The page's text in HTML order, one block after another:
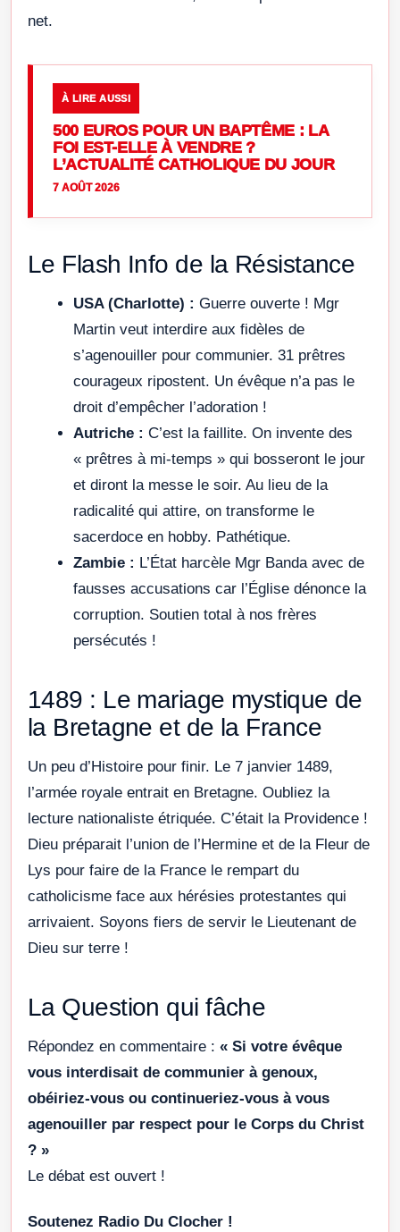
net.
À LIRE AUSSI
500 EUROS POUR UN BAPTÊME : LA
FOI EST-ELLE À VENDRE ?
L’ACTUALITÉ CATHOLIQUE DU JOUR
7 AOÛT 2026
Le Flash Info de la Résistance
USA (Charlotte) : Guerre ouverte ! Mgr
Martin veut interdire aux fidèles de
s’agenouiller pour communier. 31 prêtres
courageux ripostent. Un évêque n’a pas le
droit d’empêcher l’adoration !
Autriche : C’est la faillite. On invente des
« prêtres à mi-temps » qui bosseront le jour
et diront la messe le soir. Au lieu de la
radicalité qui attire, on transforme le
sacerdoce en hobby. Pathétique.
Zambie : L’État harcèle Mgr Banda avec de
fausses accusations car l’Église dénonce la
corruption. Soutien total à nos frères
persécutés !
1489 : Le mariage mystique de
la Bretagne et de la France
Un peu d’Histoire pour finir. Le 7 janvier 1489,
l’armée royale entrait en Bretagne. Oubliez la
lecture nationaliste étriquée. C’était la Providence !
Dieu préparait l’union de l’Hermine et de la Fleur de
Lys pour faire de la France le rempart du
catholicisme face aux hérésies protestantes qui
arrivaient. Soyons fiers de servir le Lieutenant de
Dieu sur terre !
La Question qui fâche
Répondez en commentaire : « Si votre évêque
vous interdisait de communier à genoux,
obéiriez-vous ou continueriez-vous à vous
agenouiller par respect pour le Corps du Christ
? »
Le débat est ouvert !
Soutenez Radio Du Clocher !